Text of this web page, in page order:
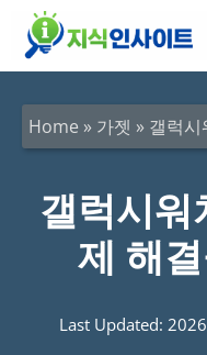
Home » 가젯 » 갤럭시
갤럭시워
제 해
Last Updated: